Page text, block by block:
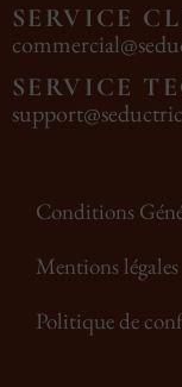
SERVICE
SERVICE
Conditions
Mentions légales
Politique de